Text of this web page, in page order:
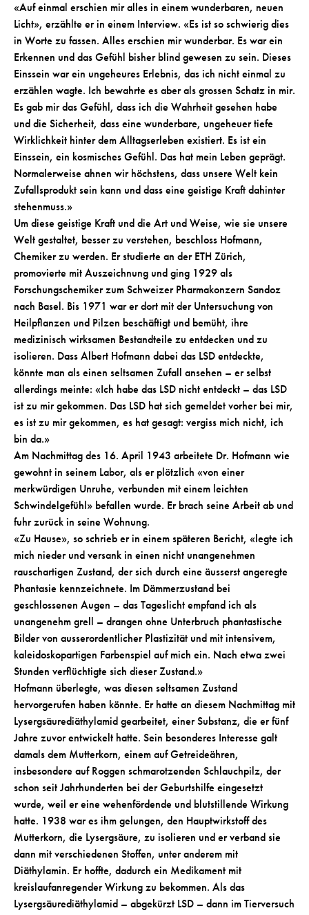
«Auf einmal erschien mir alles in einem wunderbaren, neuen
Licht», erzählte er in einem Interview. «Es ist so schwierig dies
in Worte zu fassen. Alles erschien mir wunderbar. Es war ein
Erkennen und das Gefühl bisher blind gewesen zu sein. Dieses
Einssein war ein ungeheures Erlebnis, das ich nicht einmal zu
erzählen wagte. Ich bewahrte es aber als grossen Schatz in mir.
Es gab mir das Gefühl, dass ich die Wahrheit gesehen habe
und die Sicherheit, dass eine wunderbare, ungeheuer tiefe
Wirklichkeit hinter dem Alltagserleben existiert. Es ist ein
Einssein, ein kosmisches Gefühl. Das hat mein Leben geprägt.
Normalerweise ahnen wir höchstens, dass unsere Welt kein
Zufallsprodukt sein kann und dass eine geistige Kraft dahinter
stehenmuss.»
Um diese geistige Kraft und die Art und Weise, wie sie unsere
Welt gestaltet, besser zu verstehen, beschloss Hofmann,
Chemiker zu werden. Er studierte an der ETH Zürich,
promovierte mit Auszeichnung und ging 1929 als
Forschungschemiker zum Schweizer Pharmakonzern Sandoz
nach Basel. Bis 1971 war er dort mit der Untersuchung von
Heilpflanzen und Pilzen beschäftigt und bemüht, ihre
medizinisch wirksamen Bestandteile zu entdecken und zu
isolieren. Dass Albert Hofmann dabei das LSD entdeckte,
könnte man als einen seltsamen Zufall ansehen – er selbst
allerdings meinte: «Ich habe das LSD nicht entdeckt – das LSD
ist zu mir gekommen. Das LSD hat sich gemeldet vorher bei mir,
es ist zu mir gekommen, es hat gesagt: vergiss mich nicht, ich
bin da.»
Am Nachmittag des 16. April 1943 arbeitete Dr. Hofmann wie
gewohnt in seinem Labor, als er plötzlich «von einer
merkwürdigen Unruhe, verbunden mit einem leichten
Schwindelgefühl» befallen wurde. Er brach seine Arbeit ab und
fuhr zurück in seine Wohnung.
«Zu Hause», so schrieb er in einem späteren Bericht, «legte ich
mich nieder und versank in einen nicht unangenehmen
rauschartigen Zustand, der sich durch eine äusserst angeregte
Phantasie kennzeichnete. Im Dämmerzustand bei
geschlossenen Augen – das Tageslicht empfand ich als
unangenehm grell – drangen ohne Unterbruch phantastische
Bilder von ausserordentlicher Plastizität und mit intensivem,
kaleidoskopartigen Farbenspiel auf mich ein. Nach etwa zwei
Stunden verflüchtigte sich dieser Zustand.»
Hofmann überlegte, was diesen seltsamen Zustand
hervorgerufen haben könnte. Er hatte an diesem Nachmittag mit
Lysergsäurediäthylamid gearbeitet, einer Substanz, die er fünf
Jahre zuvor entwickelt hatte. Sein besonderes Interesse galt
damals dem Mutterkorn, einem auf Getreideähren,
insbesondere auf Roggen schmarotzenden Schlauchpilz, der
schon seit Jahrhunderten bei der Geburtshilfe eingesetzt
wurde, weil er eine wehenfördende und blutstillende Wirkung
hatte. 1938 war es ihm gelungen, den Hauptwirkstoff des
Mutterkorn, die Lysergsäure, zu isolieren und er verband sie
dann mit verschiedenen Stoffen, unter anderem mit
Diäthylamin. Er hoffte, dadurch ein Medikament mit
kreislaufanregender Wirkung zu bekommen. Als das
Lysergsäurediäthylamid – abgekürzt LSD – dann im Tierversuch